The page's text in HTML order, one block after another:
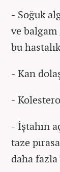
- Soğuk
ve
bu
- Kan
-
- İştahın
taze
daha fazla